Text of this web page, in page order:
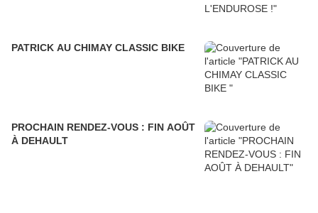
PATRICK AU CHIMAY CLASSIC BIKE
PROCHAIN RENDEZ-VOUS : FIN AOÛT
À DEHAULT